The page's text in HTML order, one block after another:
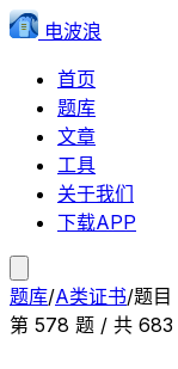
电波浪
首页
题库
文章
工具
关于我们
下载APP
题库/A类证书/题目
第 578 题 / 共 683